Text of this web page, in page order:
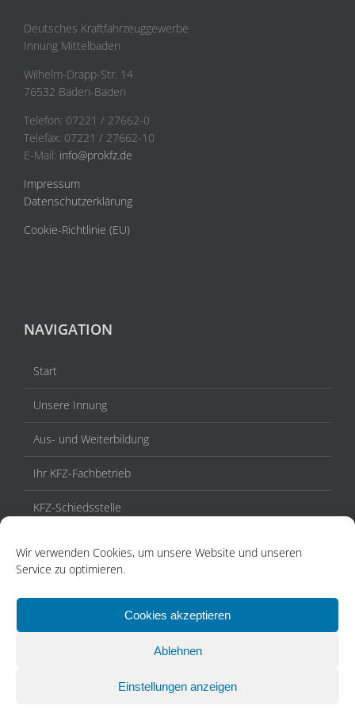
Wir verwenden Cookies, um unsere Website und unseren
Service zu optimieren.
Cookies akzeptieren
Ablehnen
Einstellungen anzeigen
Deutsches Kraftfahrzeuggewerbe
Innung Mittelbaden
Wilhelm-Drapp-Str. 14
76532 Baden-Baden
Telefon: 07221 / 27662-0
Telefax: 07221 / 27662-10
E-Mail: info@prokfz.de
Impressum
Datenschutzerklärung
Cookie-Richtlinie (EU)
NAVIGATION
Start
Unsere Innung
Aus- und Weiterbildung
Ihr KFZ-Fachbetrieb
KFZ-Schiedsstelle
Aktuelles